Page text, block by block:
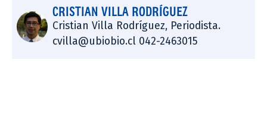
CRISTIAN VILLA RODRÍGUEZ
Cristian Villa Rodríguez, Periodista.
cvilla@ubiobio.cl 042-2463015